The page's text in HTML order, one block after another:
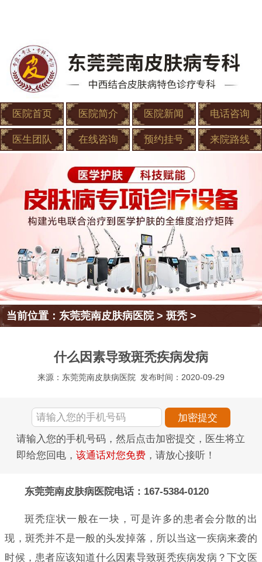
医院首页 医院简介 医院新闻 电话咨询
医生团队 在线咨询 预约挂号 来院路线
当前位置：东莞莞南皮肤病医院>斑秃 >
什么因素导致斑秃疾病发病
来源：东莞莞南皮肤病医院 发布时间：2020-09-29
请输入您的手机号码，然后点击加密提交，医生将立
即给您回电， 该通话对您免费 ，请放心接听！
东莞莞南皮肤病医院电话：167-5384-0120
斑秃症状一般在一块，可是许多的患者会分散的出
现，斑秃并不是一般的头发掉落，所以当这一疾病来袭的
时候，患者应该知道什么因素导致斑秃疾病发病？下文医